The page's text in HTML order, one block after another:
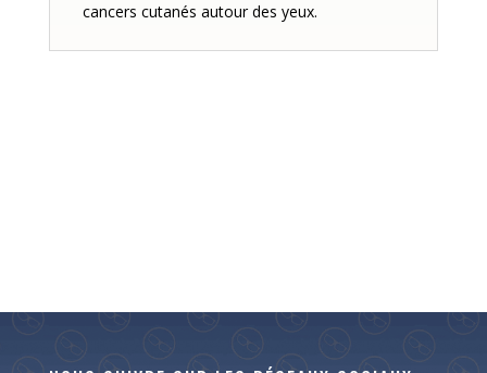
cancers cutanés autour des yeux.